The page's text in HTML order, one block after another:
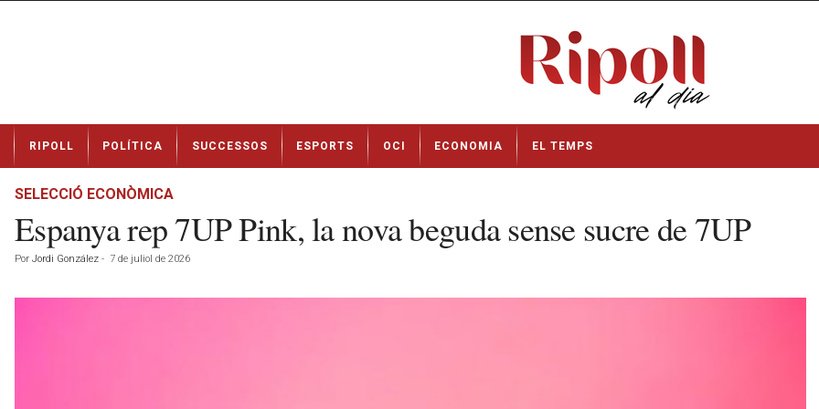
t
RIPOLL POLÍTICA SUCCESSOS ESPORTS OCI ECONOMIA EL TEMPS
SELECCIÓ ECONÒMICA
Espanya rep 7UP Pink, la nova beguda sense sucre de 7UP
Por Jordi González - 7 de juliol de 2026